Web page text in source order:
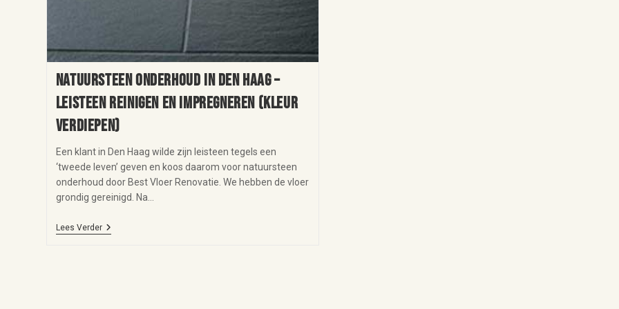
Natuursteen onderhoud in Den Haag –
leisteen reinigen en impregneren (kleur
verdiepen)
Een klant in Den Haag wilde zijn leisteen tegels een
‘tweede leven’ geven en koos daarom voor natuursteen
onderhoud door Best Vloer Renovatie. We hebben de vloer
grondig gereinigd. Na…
Lees Verder